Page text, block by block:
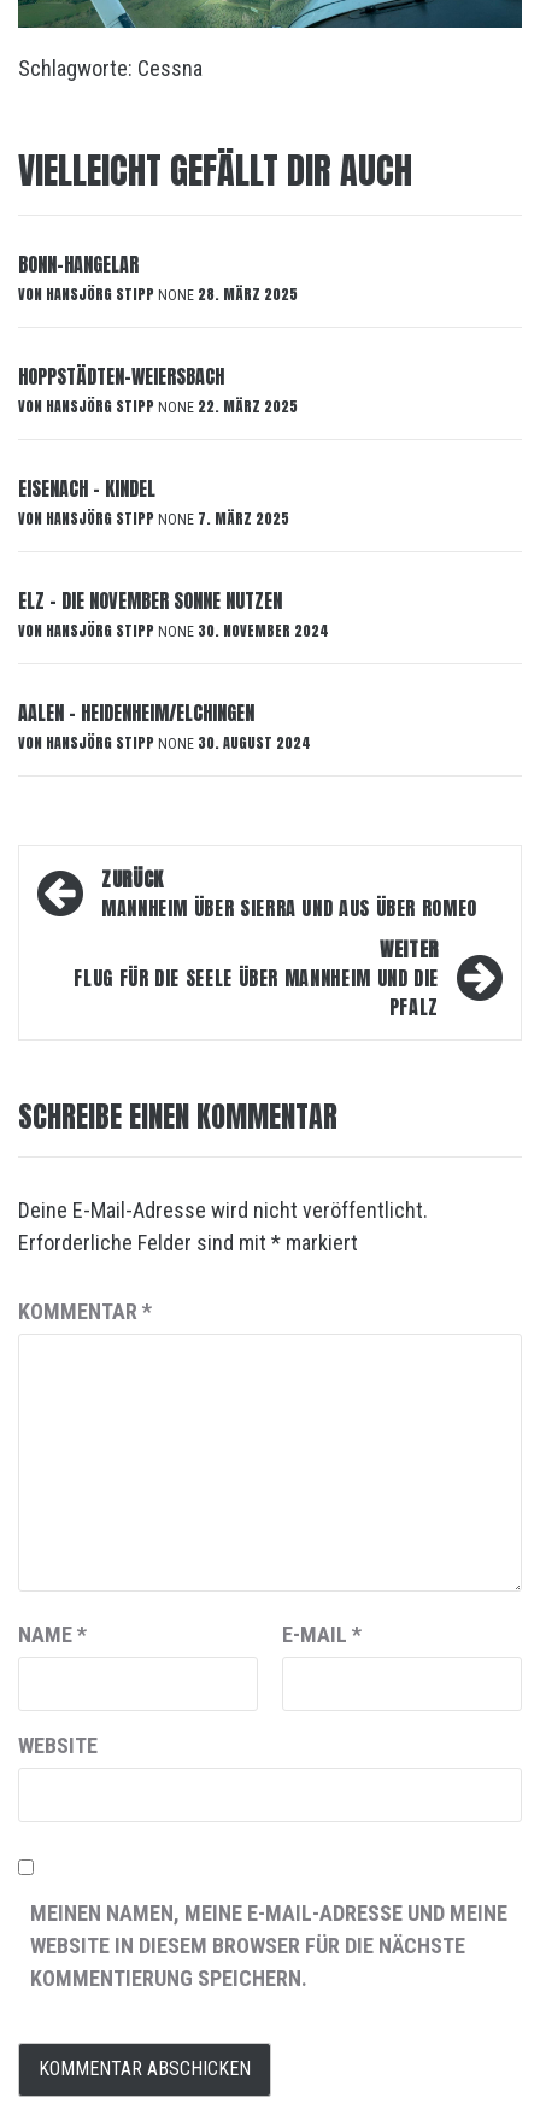
Schlagworte: Cessna
VIELLEICHT GEFÄLLT DIR AUCH
BONN-HANGELAR
VON HANSJÖRG STIPP NONE 28. MÄRZ 2025
HOPPSTÄDTEN-WEIERSBACH
VON HANSJÖRG STIPP NONE 22. MÄRZ 2025
EISENACH – KINDEL
VON HANSJÖRG STIPP NONE 7. MÄRZ 2025
ELZ – DIE NOVEMBER SONNE NUTZEN
VON HANSJÖRG STIPP NONE 30. NOVEMBER 2024
AALEN – HEIDENHEIM/ELCHINGEN
VON HANSJÖRG STIPP NONE 30. AUGUST 2024
Beitragsnavigation
ZURÜCK
MANNHEIM ÜBER SIERRA UND AUS ÜBER ROMEO
WEITER
FLUG FÜR DIE SEELE ÜBER MANNHEIM UND DIE
PFALZ
SCHREIBE EINEN KOMMENTAR
Deine E-Mail-Adresse wird nicht veröffentlicht.
Erforderliche Felder sind mit * markiert
KOMMENTAR *
NAME* E-MAIL *
WEBSITE
MEINEN NAMEN, MEINE E-MAIL-ADRESSE UND MEINE
WEBSITE IN DIESEM BROWSER FÜR DIE NÄCHSTE
KOMMENTIERUNG SPEICHERN.